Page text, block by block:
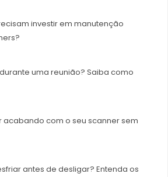
investir em manutenção
uma reunião? Saiba como
acabando com o seu scanner sem
antes de desligar? Entenda os